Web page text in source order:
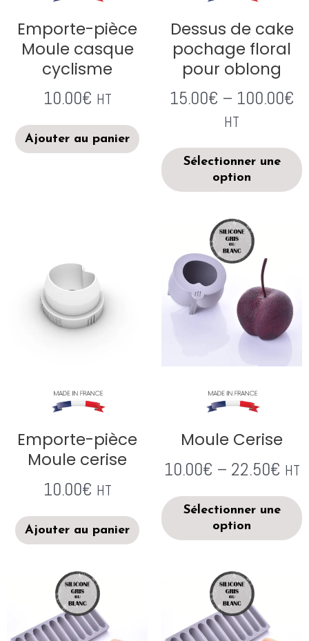
Emporte-pièce
Moule casque
cyclisme
10.00€ HT
Ajouter au panier
Dessus de cake
pochage floral
pour oblong
15.00€ – 100.00€
HT
Sélectionner une
option
Emporte-pièce
Moule cerise
10.00€ HT
Ajouter au panier
Moule Cerise
10.00€ – 22.50€ HT
Sélectionner une
option